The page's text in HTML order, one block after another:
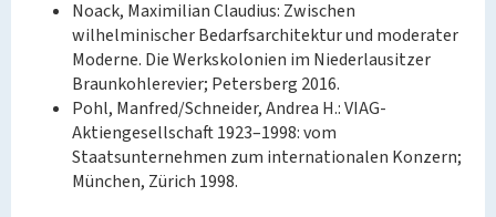
Noack, Maximilian Claudius: Zwischen
wilhelminischer Bedarfsarchitektur und moderater
Moderne. Die Werkskolonien im Niederlausitzer
Braunkohlerevier; Petersberg 2016.
Pohl, Manfred/Schneider, Andrea H.: VIAG-
Aktiengesellschaft 1923–1998: vom
Staatsunternehmen zum internationalen Konzern;
München, Zürich 1998.